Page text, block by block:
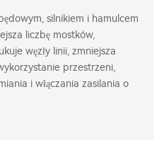
silnikiem i hamulcem
liczbę mostków,
węzły linii, zmniejsza
przestrzeni,
i włączania zasilania o